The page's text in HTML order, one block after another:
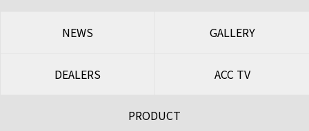
NEWS GALLERY
DEALERS ACC TV
PRODUCT